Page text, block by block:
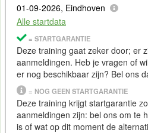
01-09-2026, Eindhoven
Alle startdata
= STARTGARANTIE
Deze training gaat zeker door; er
aanmeldingen. Heb je vragen of
er nog beschikbaar zijn? Bel ons
= NOG GEEN STARTGARANTIE
Deze training krijgt startgarantie
aanmeldingen zijn: bel ons om te
is of wat op dit moment de